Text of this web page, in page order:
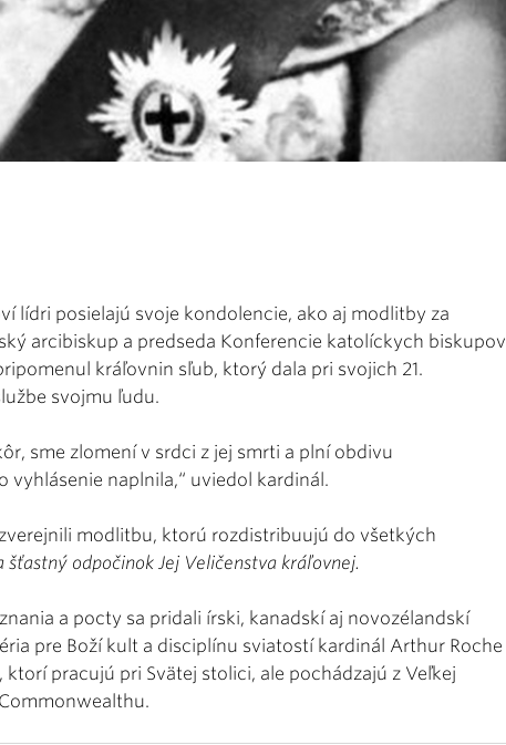
lídri posielajú svoje kondolencie, ako aj modlitby za
arcibiskup a predseda Konferencie katolíckych biskupov
kráľovnin sľub, ktorý dala pri svojich 21.
svojmu ľudu.
sme zlomení v srdci z jej smrti a plní obdivu
naplnila,“ uviedol kardinál.
modlitbu, ktorú rozdistribuujú do všetkých
šťastný odpočinok Jej Veličenstva kráľovnej.
a pocty sa pridali írski, kanadskí aj novozélandskí
pre Boží kult a disciplínu sviatostí kardinál Arthur Roche
pracujú pri Svätej stolici, ale pochádzajú z Veľkej